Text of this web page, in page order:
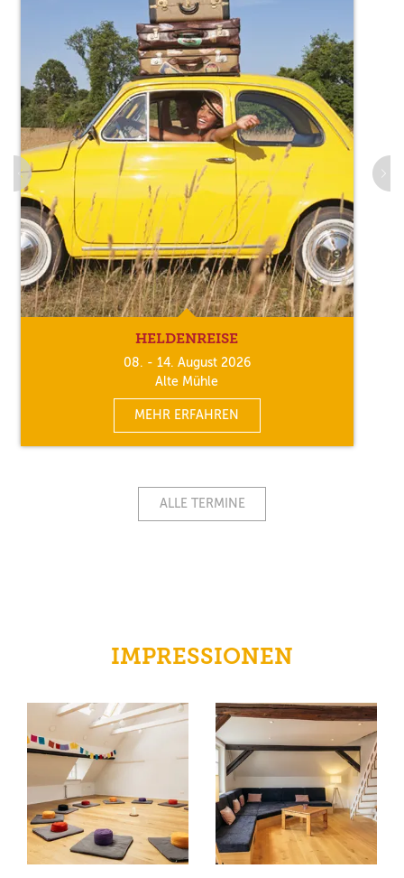
HELDENREISE
08. - 14. August 2026
Alte Mühle
MEHR ERFAHREN
ALLE TERMINE
IMPRESSIONEN